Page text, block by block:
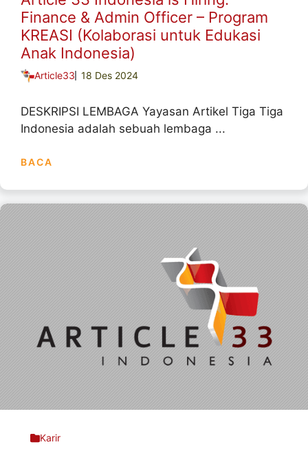
Finance & Admin Officer – Program
KREASI (Kolaborasi untuk Edukasi
Anak Indonesia)
Article33 18 Des 2024
DESKRIPSI LEMBAGA Yayasan Artikel Tiga Tiga
Indonesia adalah sebuah lembaga ...
BACA
Karir